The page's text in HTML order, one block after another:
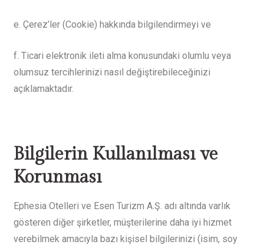
e. Çerez’ler (Cookie) hakkında bilgilendirmeyi ve
f. Ticari elektronik ileti alma konusundaki olumlu veya
olumsuz tercihlerinizi nasıl değiştirebileceğinizi
açıklamaktadır.
Bilgilerin Kullanılması ve
Korunması
Ephesia Otelleri ve Esen Turizm A.Ş. adı altında varlık
gösteren diğer şirketler, müşterilerine daha iyi hizmet
verebilmek amacıyla bazı kişisel bilgilerinizi (isim, soy